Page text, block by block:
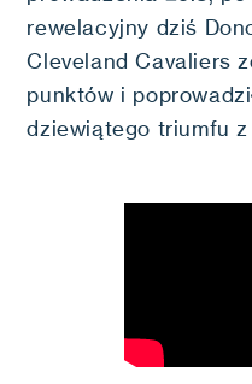
rewelacyjny dziś
Cleveland Cavaliers
punktów i
dziewiątego triumfu